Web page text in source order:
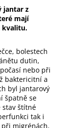
jantar z
mají
kvalitu.
bolestech
dutin,
nebo při
baktericitní a
byl jantarový
špatně se
stav štítné
tak i
migrénách.